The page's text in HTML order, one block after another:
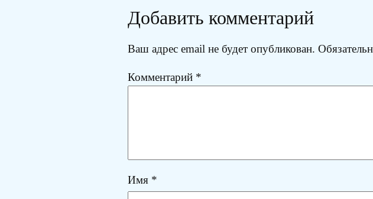
Добавить комментарий
Ваш адрес email не будет опубликован.
Комментарий *
Имя *